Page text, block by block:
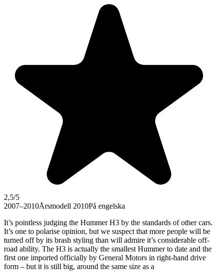
2,5/5
2007–2010Årsmodell 2010På engelska
It’s pointless judging the Hummer H3 by the standards of other cars.
It’s one to polarise opinion, but we suspect that more people will be
turned off by its brash styling than will admire it’s considerable off-
road ability. The H3 is actually the smallest Hummer to date and the
first one imported officially by General Motors in right-hand drive
form – but it is still big, around the same size as a